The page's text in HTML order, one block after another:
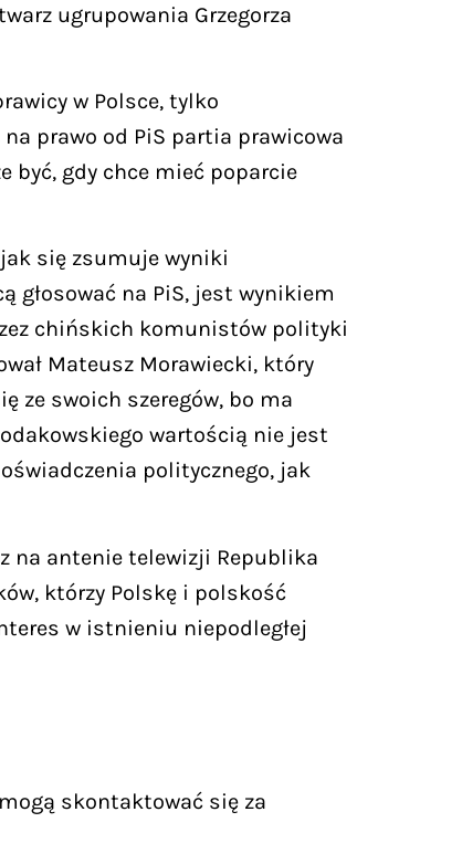
ugrupowania Grzegorza
w Polsce, tylko
prawo od PiS partia prawicowa
być, gdy chce mieć poparcie
się zsumuje wyniki
głosować na PiS, jest wynikiem
chińskich komunistów polityki
Mateusz Morawiecki, który
ze swoich szeregów, bo ma
wartością nie jest
politycznego, jak
na antenie telewizji Republika
którzy Polskę i polskość
w istnieniu niepodległej
skontaktować się za